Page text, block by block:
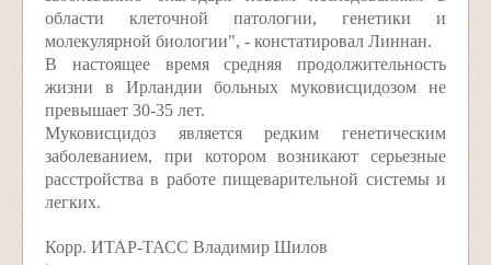
области клеточной патологии, генетики и
молекулярной биологии", - констатировал Линнан.
В настоящее время средняя продолжительность
жизни в Ирландии больных муковисцидозом не
превышает 30-35 лет.
Муковисцидоз является редким генетическим
заболеванием, при котором возникают серьезные
расстройства в работе пищеварительной системы и
легких.
Корр. ИТАР-ТАСС Владимир Шилов